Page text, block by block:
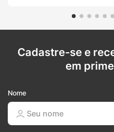
Cadastre-se e
em
Nome